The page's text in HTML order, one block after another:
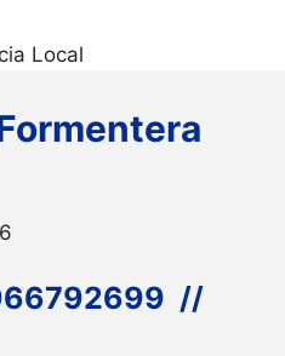
//